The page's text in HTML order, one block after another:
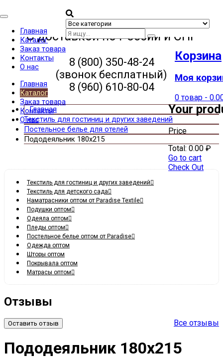
Categories
Главная
Каталог
Заказ товара
Контакты
О нас
Главная
Каталог
Заказ товара
Контакты
О нас
Корзина
Моя
0 товар -
Your
Price
Total: 0.00 ₽
Go to cart
Check Out
С доставкой по России и СНГ
8 (800) 350-48-24
(звонок бесплатный)
8 (960) 610-80-04
Текстиль для гостиниц и других заведений
Постельное белье для отелей
Пододеяльник 180х215
Текстиль для гостиниц и других заведений
Текстиль для детского сада
Наматрасники оптом от Paradise Textile
Подушки оптом
Одеяла оптом
Пледы оптом
Постельное белье оптом от Paradise
Одежда оптом
Шторы оптом
Покрывала оптом
Матрасы оптом
Отзывы
Оставить отзыв Все отзывы
Пододеяльник 180х215